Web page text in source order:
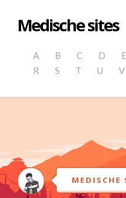
Medische sites
A B C D E
R
S T U V
MEDISCHE